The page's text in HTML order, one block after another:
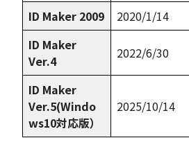
ID Maker 2009 2020/1/14
ID Maker
Ver.4
2022/6/30
ID Maker
Ver.5(Windo
ws10対応版）
2025/10/14